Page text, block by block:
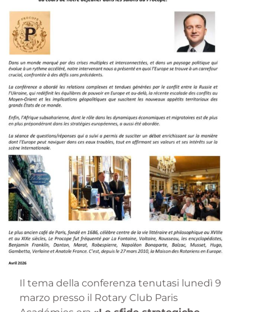
Il tema della conferenza tenutasi lunedì 9
marzo presso il Rotary Club Paris